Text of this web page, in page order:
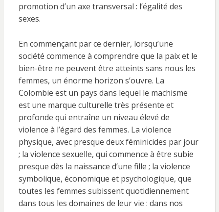
promotion d’un axe transversal : l’égalité des
sexes.
En commençant par ce dernier, lorsqu’une
société commence à comprendre que la paix et le
bien-être ne peuvent être atteints sans nous les
femmes, un énorme horizon s’ouvre. La
Colombie est un pays dans lequel le machisme
est une marque culturelle très présente et
profonde qui entraîne un niveau élevé de
violence à l’égard des femmes. La violence
physique, avec presque deux féminicides par jour
; la violence sexuelle, qui commence à être subie
presque dès la naissance d’une fille ; la violence
symbolique, économique et psychologique, que
toutes les femmes subissent quotidiennement
dans tous les domaines de leur vie : dans nos